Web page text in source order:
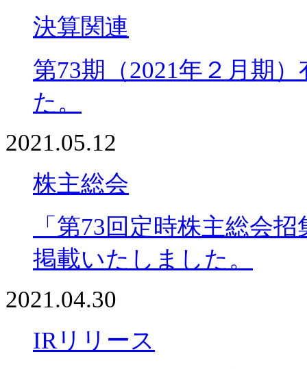
決算関連
第73期（2021年２月期
た。
2021.05.12
株主総会
「第73回定時株主総会
掲載いたしました。
2021.04.30
IRリリース